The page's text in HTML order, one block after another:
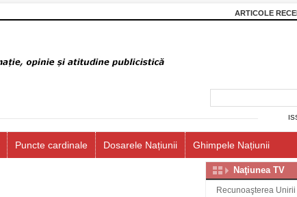
ARTICOLE
Puncte cardinale Dosarele Națiunii Ghimpele Națiunii
Naţiunea TV
Recunoaşterea